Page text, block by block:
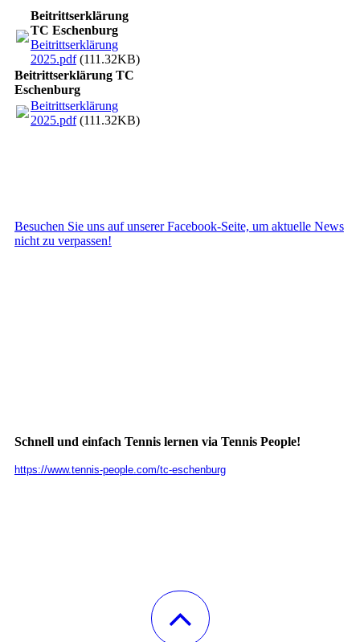
Beitrittserklärung
TC Eschenburg
Beitrittserklärung
2025.pdf(111.32KB)
Beitrittserklärung TC
Eschenburg
Beitrittserklärung
2025.pdf(111.32KB)
Besuchen Sie uns auf unserer Facebook-Seite, um aktuelle News
nicht zu verpassen!
Schnell und einfach Tennis lernen via Tennis People!
https://www.tennis-people.com/tc-eschenburg